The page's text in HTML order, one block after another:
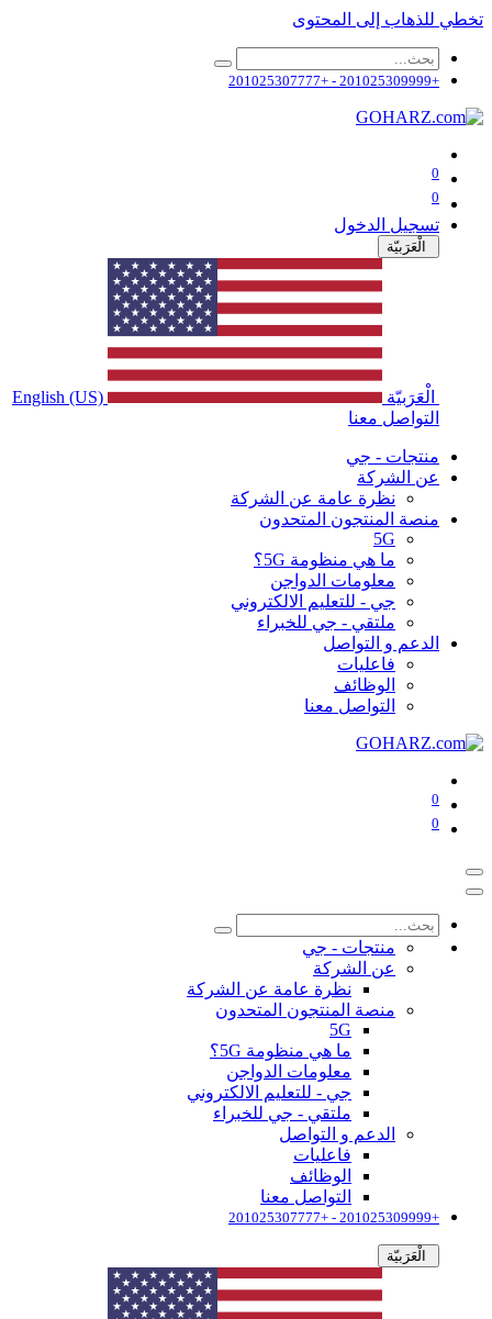
تخطي للذهاب إلى المحتوى
+201025309999 - +201025307777
0
0
تسجيل الدخول
الْعَرَبيّة
الْعَرَبيّة
English (US)
التواصل معنا
منتجات - جي
عن الشركة
نظرة عامة عن الشركة
منصة المنتجون المتحدون
5G
ما هي منظومة 5G؟
معلومات الدواجن
جي - للتعليم الالكتروني
ملتقي - جي للخبراء
الدعم و التواصل
فاعليات
الوظائف
التواصل معنا
0
0
منتجات - جي
عن الشركة
نظرة عامة عن الشركة
منصة المنتجون المتحدون
5G
ما هي منظومة 5G؟
معلومات الدواجن
جي - للتعليم الالكتروني
ملتقي - جي للخبراء
الدعم و التواصل
فاعليات
الوظائف
التواصل معنا
+201025309999 - +201025307777
الْعَرَبيّة